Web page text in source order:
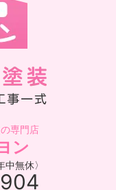
専門店
ン
無休〉